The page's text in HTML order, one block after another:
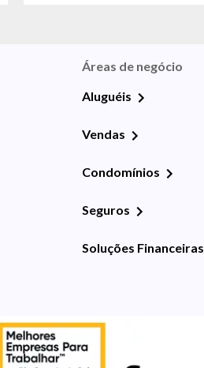
Áreas de negócio
Aluguéis
Vendas
Condomínios
Seguros
Soluções Financeiras